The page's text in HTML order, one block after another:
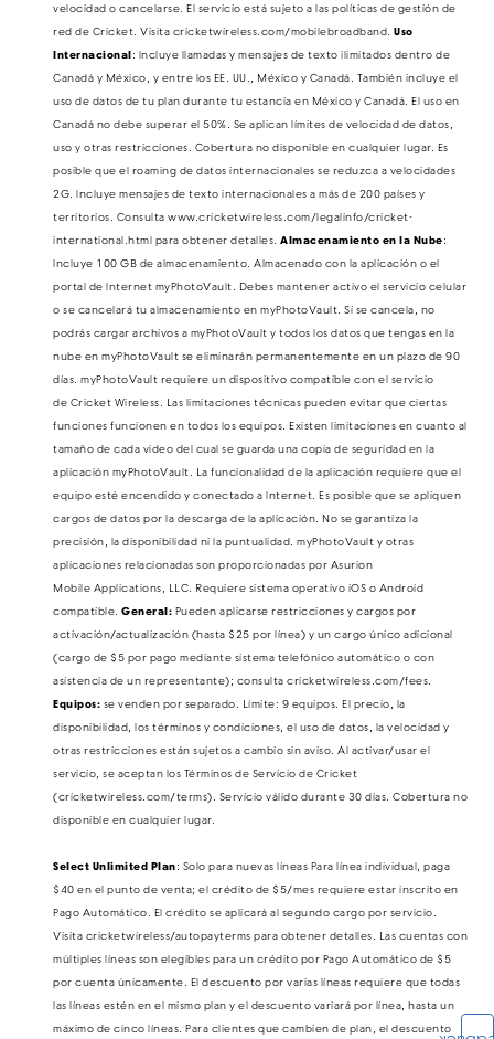
velocidad o cancelarse. El servicio está sujeto a las políticas de gestión de
red de Cricket. Visita cricketwireless.com/mobilebroadband. Uso
Internacional: Incluye llamadas y mensajes de texto ilimitados dentro de
Canadá y México, y entre los EE. UU., México y Canadá. También incluye el
uso de datos de tu plan durante tu estancia en México y Canadá. El uso en
Canadá no debe superar el 50%. ​​​​​​​Se aplican límites de velocidad de datos,
uso y otras restricciones. Cobertura no disponible en cualquier lugar. Es
posible que el roaming de datos internacionales se reduzca a velocidades
2G. Incluye mensajes de texto internacionales a más de 200 países y
territorios. Consulta www.cricketwireless.com/legalinfo/cricket-
international.html para obtener detalles. Almacenamiento en la Nube:
Incluye 100 GB de almacenamiento. Almacenado con la aplicación o el
portal de Internet myPhotoVault. Debes mantener activo el servicio celular
o se cancelará tu almacenamiento en myPhotoVault. Si se cancela, no
podrás cargar archivos a myPhotoVault y todos los datos que tengas en la
nube en myPhotoVault se eliminarán permanentemente en un plazo de 90
días. myPhotoVault requiere un dispositivo compatible con el servicio
de Cricket Wireless. Las limitaciones técnicas pueden evitar que ciertas
funciones funcionen en todos los equipos. Existen limitaciones en cuanto al
tamaño de cada video del cual se guarda una copia de seguridad en la
aplicación myPhotoVault. La funcionalidad de la aplicación requiere que el
equipo esté encendido y conectado a Internet. Es posible que se apliquen
cargos de datos por la descarga de la aplicación. No se garantiza la
precisión, la disponibilidad ni la puntualidad. myPhotoVault y otras
aplicaciones relacionadas son proporcionadas por Asurion
Mobile Applications, LLC. Requiere sistema operativo iOS o Android
compatible. General: Pueden aplicarse restricciones y cargos por
activación/actualización (hasta $25 por línea) y un cargo único adicional
(cargo de $5 por pago mediante sistema telefónico automático o con
asistencia de un representante); consulta cricketwireless.com/fees.
Equipos: se venden por separado. Límite: 9 equipos​​​​​​​. El precio, la
disponibilidad, los términos y condiciones, el uso de datos, la velocidad y
otras restricciones están sujetos a cambio sin aviso. Al activar/usar el
servicio, se aceptan los Términos de Servicio de Cricket
(cricketwireless.com/terms). Servicio válido durante 30 días. Cobertura no
disponible en cualquier lugar.
Select Unlimited Plan: Solo para nuevas líneas Para línea individual, paga
$40 en el punto de venta; el crédito de $5/mes requiere estar inscrito en
Pago Automático​​​​​​​. El crédito se aplicará al segundo cargo por servicio.
Visita cricketwireless/autopayterms para obtener detalles. Las cuentas con
múltiples líneas son elegibles para un crédito por Pago Automático de $5
por cuenta únicamente. El descuento por varias líneas requiere que todas
las líneas estén en el mismo plan y el descuento variará por línea, hasta un
máximo de cinco líneas. Para clientes que cambien de plan, el descuento